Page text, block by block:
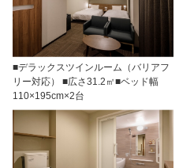
■デラックスツインルーム（バリアフ
リー対応） ■広さ31.2㎡■ベッド幅
110×195cm×2台